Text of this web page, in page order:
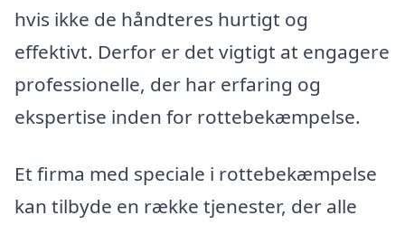
hvis ikke de håndteres hurtigt og
effektivt. Derfor er det vigtigt at engagere
professionelle, der har erfaring og
ekspertise inden for rottebekæmpelse.
Et firma med speciale i rottebekæmpelse
kan tilbyde en række tjenester, der alle